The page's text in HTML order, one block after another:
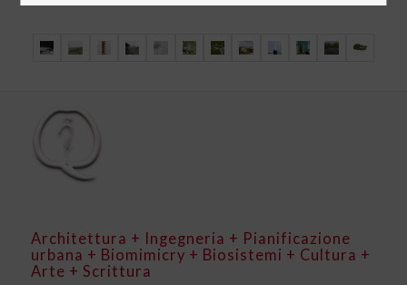
Architettura + Ingegneria + Pianificazione
urbana + Biomimicry + Biosistemi + Cultura +
Arte + Scrittura